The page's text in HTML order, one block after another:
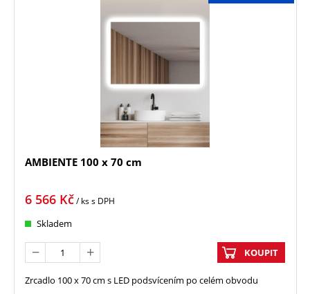
AMBIENTE 100 x 70 cm
6 566 Kč/ kss DPH
Skladem
KOUPIT
Zrcadlo 100 x 70 cm s LED podsvícením po celém obvodu